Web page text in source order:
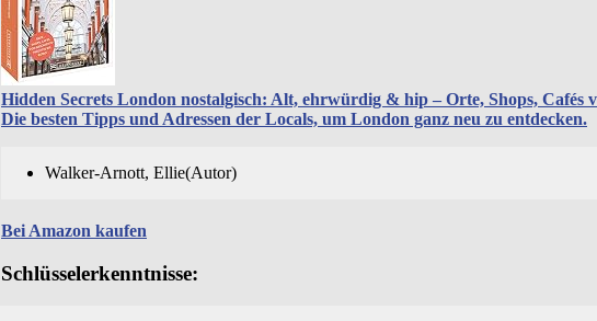
Hidden Secrets London nostalgisch: Alt, ehrwürdig & hip – Orte, Shops, Cafés
Die besten Tipps und Adressen der Locals, um London ganz neu zu entdecken.
Walker-Arnott, Ellie(Autor)
Bei Amazon kaufen
Schlüsselerkenntnisse: